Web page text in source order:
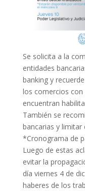
Se solicita a la
entidades
banking y
los comercios
encuentran
También se
bancarias y
*Cronograma de
Luego de estas
evitar la
día viernes 4 de
haberes de los